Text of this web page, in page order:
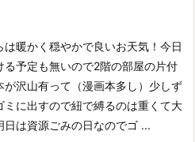
は暖かく穏やかで良いお天気！ 今日
る予定も無いので2階の部屋の片付
が沢山有って（漫画本多し）少しず
ミに出すので紐で縛るのは重くて大
日は資源ごみの日なのでゴ ...